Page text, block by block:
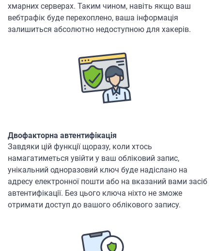
хмарних серверах. Таким чином, навіть якщо ваш
вебтрафік буде перехоплено, ваша інформація
залишиться абсолютно недоступною для хакерів.
Двофакторна автентифікація
Завдяки цій функції щоразу, коли хтось
намагатиметься увійти у ваш обліковий запис,
унікальний одноразовий ключ буде надіслано на
адресу електронної пошти або на вказаний вами засіб
автентифікації. Без цього ключа ніхто не зможе
отримати доступ до вашого облікового запису.